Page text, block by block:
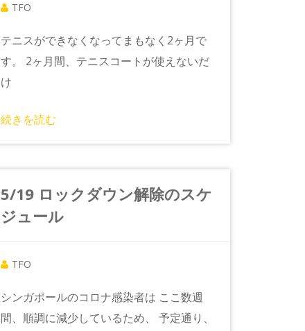
TFO
テニスができなくなってまもなく2ヶ月で
す。 2ヶ月間、テニスコートが使えないだ
け
続きを読む
5/19 ロックダウン解除のスケ
ジュール
TFO
シンガポールのコロナ感染者は ここ数週
間、順調に減少しているため、 予定通り、